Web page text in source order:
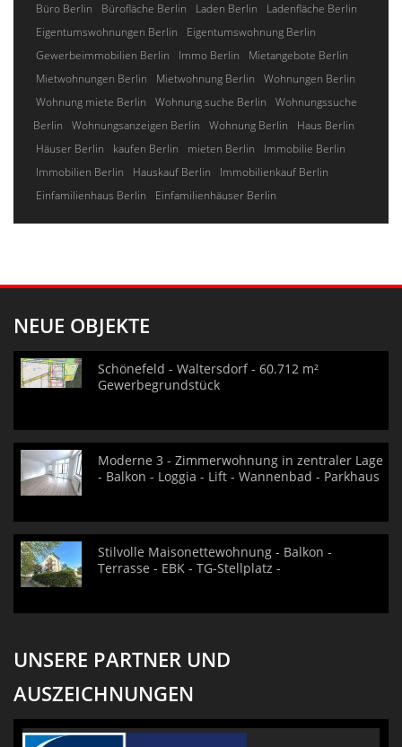
Büro Berlin Bürofläche Berlin Laden Berlin
Ladenfläche Berlin
Eigentumswohnungen Berlin
Eigentumswohnung Berlin
Gewerbeimmobilien Berlin
Immo Berlin
Mietangebote Berlin
Mietwohnungen Berlin
Mietwohnung Berlin
Wohnungen Berlin
Wohnung miete Berlin
Wohnung suche Berlin
Wohnungssuche
Berlin
Wohnungsanzeigen Berlin Wohnung Berlin
Haus Berlin
Häuser Berlin
kaufen Berlin mieten Berlin
Immobilie Berlin
Immobilien Berlin
Hauskauf Berlin
Immobilienkauf Berlin
Einfamilienhaus Berlin
Einfamilienhäuser Berlin
NEUE OBJEKTE
Schönefeld - Waltersdorf - 60.712 m²
Gewerbegrundstück
Moderne 3 - Zimmerwohnung in zentraler Lage
- Balkon - Loggia - Lift - Wannenbad - Parkhaus
Stilvolle Maisonettewohnung - Balkon -
Terrasse - EBK - TG-Stellplatz -
UNSERE PARTNER UND
AUSZEICHNUNGEN